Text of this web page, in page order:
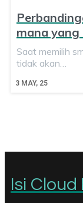
mana yang
3 MAY, 25
Saat memilih
tidak akan…
Isi Cloud